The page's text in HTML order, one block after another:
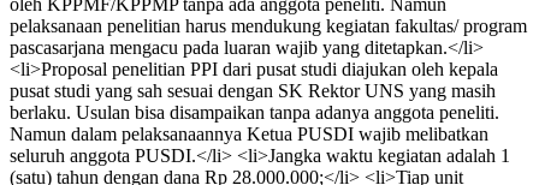
pelaksanaan penelitian harus mendukung kegiatan fakultas/ program
pascasarjana mengacu pada luaran wajib yang ditetapkan.</li>
<li>Proposal penelitian PPI dari pusat studi diajukan oleh kepala
pusat studi yang sah sesuai dengan SK Rektor UNS yang masih
berlaku. Usulan bisa disampaikan tanpa adanya anggota peneliti.
Namun dalam pelaksanaannya Ketua PUSDI wajib melibatkan
seluruh anggota PUSDI.</li> <li>Jangka waktu kegiatan adalah 1
(satu) tahun dengan dana Rp 28.000.000;</li> <li>Tiap unit